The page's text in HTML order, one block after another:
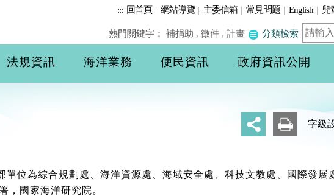
::: 回首頁| 網站導覽 | 主委信箱 | 常見問題 | English | 兒
熱門關鍵字： 補捐助 , 徵件 , 計畫 分類檢索
法規資訊 海洋業務 便民資訊 政府資訊公開
字級
位為綜合規劃處、海洋資源處、海域安全處、科技文教處、國際發展
，國家海洋研究院。